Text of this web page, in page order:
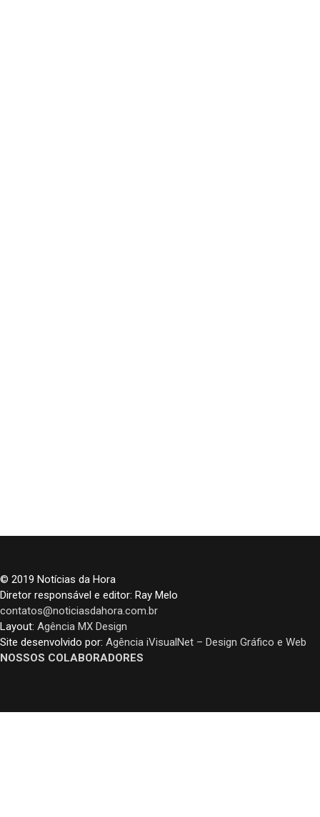
© 2019 Notícias da Hora
Diretor responsável e editor: Ray Melo
contatos@noticiasdahora.com.br
Layout: Agência MX Design
Site desenvolvido por: Agência iVisualNet – Design Gráfico e Web
NOSSOS COLABORADORES